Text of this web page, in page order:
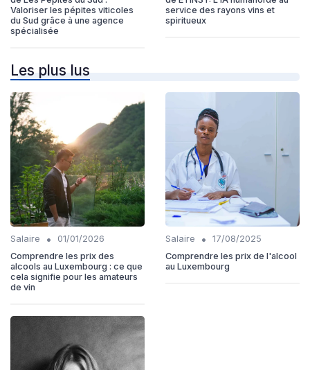
Valoriser les pépites viticoles
du Sud grâce à une agence
spécialisée
service des rayons vins et
spiritueux
Les plus lus
Salaire •
01/01/2026
Comprendre les prix des
alcools au Luxembourg : ce que
cela signifie pour les amateurs
de vin
Salaire •
17/08/2025
Comprendre les prix de l'alcool
au Luxembourg